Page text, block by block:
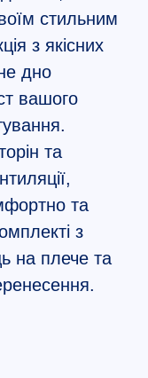
стильним
з якісних
дно
вашого
та
та
з
на плече та